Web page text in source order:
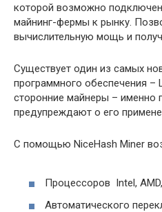
которой возможно
майнинг-фермы к рынку.
вычислительную мощь и
Существует один из самых
программного обеспечения
сторонние майнеры – именно
предупреждают о его
С помощью NiceHash Miner
Процессоров Intel,
Автоматического